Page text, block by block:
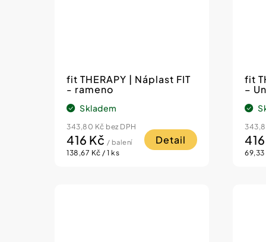
fit THERAPY | Náplast FIT
- rameno
Skladem
343,80 Kč bez DPH
416 Kč / balení
Měrná
138,67 Kč / 1 ks
Detail
fit
–
Měrná
69,33